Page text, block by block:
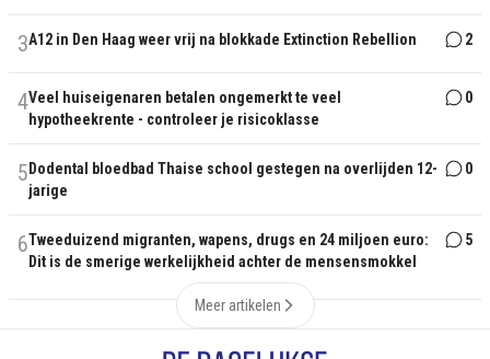
3A12 in Den Haag weer vrij na blokkade Extinction Rebellion 2
4Veel huiseigenaren betalen ongemerkt te veel
hypotheekrente - controleer je risicoklasse
0
5 Dodental bloedbad Thaise school gestegen na overlijden 12-
jarige
0
6Tweeduizend migranten, wapens, drugs en 24 miljoen euro:
Dit is de smerige werkelijkheid achter de mensensmokkel
5
Meer artikelen